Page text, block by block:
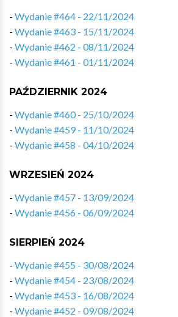
- Wydanie #464 - 22/11/2024
- Wydanie #463 - 15/11/2024
- Wydanie #462 - 08/11/2024
- Wydanie #461 - 01/11/2024
PAŹDZIERNIK 2024
- Wydanie #460 - 25/10/2024
- Wydanie #459 - 11/10/2024
- Wydanie #458 - 04/10/2024
WRZESIEŃ 2024
- Wydanie #457 - 13/09/2024
- Wydanie #456 - 06/09/2024
SIERPIEŃ 2024
- Wydanie #455 - 30/08/2024
- Wydanie #454 - 23/08/2024
- Wydanie #453 - 16/08/2024
- Wydanie #452 - 09/08/2024